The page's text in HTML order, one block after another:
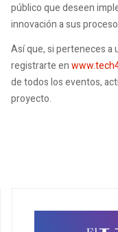
público que deseen
innovación a sus
Así que, si perteneces a
registrarte en
de todos los eventos,
proyecto.